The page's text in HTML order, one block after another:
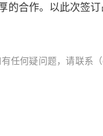
的合作。以此次签
任何疑问题，请联